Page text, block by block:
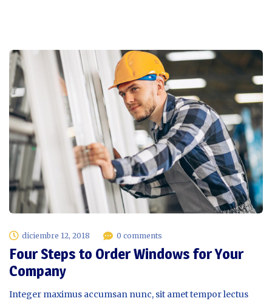
diciembre 12, 2018 0 comments
Four Steps to Order Windows for Your
Company
Integer maximus accumsan nunc, sit amet tempor lectus